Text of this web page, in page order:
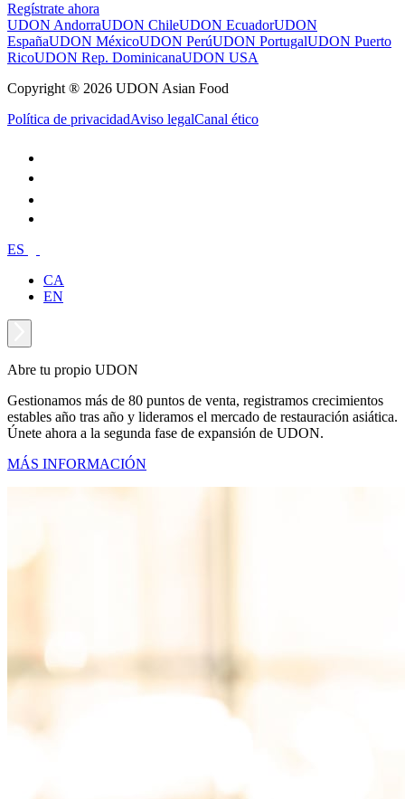
Regístrate ahora
UDON AndorraUDON ChileUDON EcuadorUDON
EspañaUDON MéxicoUDON PerúUDON PortugalUDON Puerto
RicoUDON Rep. DominicanaUDON USA
Copyright ® 2026 UDON Asian Food
Política de privacidadAviso legalCanal ético
ES
CA
EN
Abre tu propio UDON
Gestionamos más de 80 puntos de venta, registramos crecimientos
estables año tras año y lideramos el mercado de restauración asiática.
Únete ahora a la segunda fase de expansión de UDON.
MÁS INFORMACIÓN